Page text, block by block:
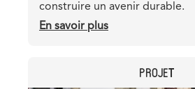
construire un avenir durable.
En savoir plus
MétroPROJET